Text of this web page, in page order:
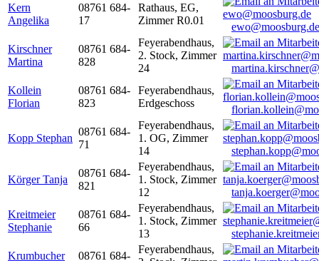
Kern
Angelika
08761 684-
17
Rathaus, EG,
Zimmer R0.01
ewo@moosburg.de
Kirschner
Martina
08761 684-
828
Feyerabendhaus,
2. Stock, Zimmer
24
Kollein
Florian
08761 684-
823
Feyerabendhaus,
Erdgeschoss
Kopp Stephan
08761 684-
71
Feyerabendhaus,
1. OG, Zimmer
14
Körger Tanja
08761 684-
821
Feyerabendhaus,
1. Stock, Zimmer
12
Kreitmeier
Stephanie
08761 684-
66
Feyerabendhaus,
1. Stock, Zimmer
13
Krumbucher
08761 684-
Feyerabendhaus,